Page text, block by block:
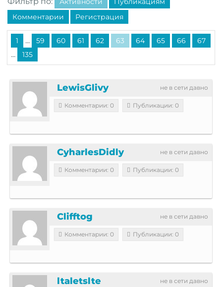
Комментарии
Регистрация
1 ... 59 60 61 62 63 64 65 66 67
... 135
не в сети давно
LewisGlivy
Комментарии: 0 Публикации: 0
не в сети давно
CyharlesDidly
Комментарии: 0 Публикации: 0
не в сети давно
Clifftog
Комментарии: 0 Публикации: 0
не в сети давно
ltaletslte